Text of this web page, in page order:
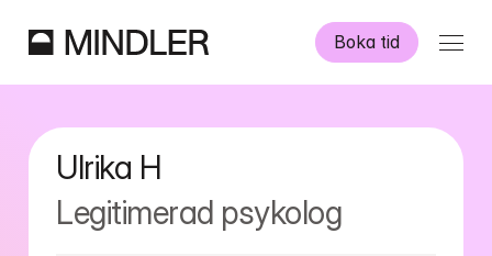
Boka tid
Information
Övriga tjänster
Ulrika H
Legitimerad psykolog